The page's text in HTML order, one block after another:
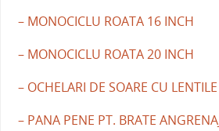
– MONOCICLU ROATA 16 INCH
– MONOCICLU ROATA 20 INCH
– OCHELARI DE SOARE CU
– PANA PENE PT. BRATE